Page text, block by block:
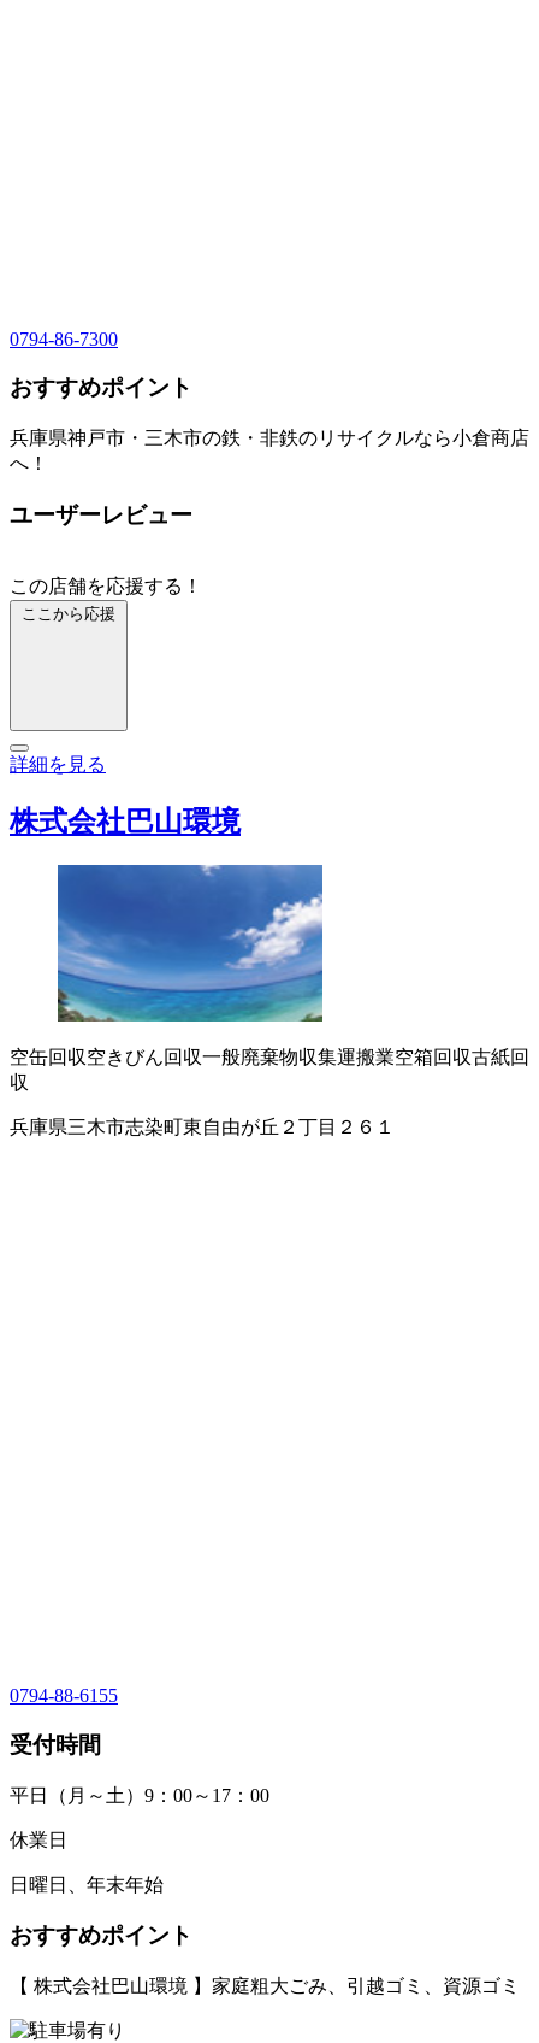
0794-86-7300
おすすめポイント
兵庫県神戸市・三木市の鉄・非鉄のリサイクルなら小倉商店
へ！
ユーザーレビュー
この店舗を応援する！
ここから応援
詳細を見る
株式会社巴山環境
空缶回収空きびん回収一般廃棄物収集運搬業空箱回収古紙回
収
兵庫県三木市志染町東自由が丘２丁目２６１
0794-88-6155
受付時間
平日（月～土）9：00～17：00
休業日
日曜日、年末年始
おすすめポイント
【 株式会社巴山環境 】家庭粗大ごみ、引越ゴミ、資源ゴミ